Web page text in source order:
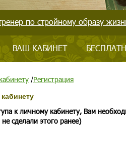
по стройному образу
ВАШ КАБИНЕТ
/Регистрация
к личному кабинету, Вам
сделали этого ранее)